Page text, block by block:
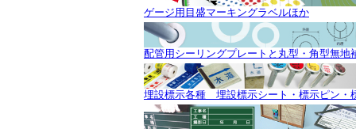
ゲージ用目盛マーキングラベルほか
配管用シーリングプレートと丸型・角型無地
埋設標示各種 埋設標示シート・標示ピン・